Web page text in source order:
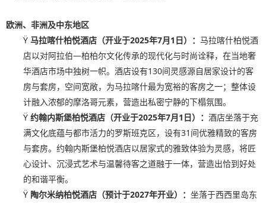
欧洲、非洲及中东地区
Ÿ马拉喀什柏悦酒店（开业于2025年7月1日）：马拉喀什柏悦酒
店以对阿拉伯—柏柏尔文化传承的现代化与时尚诠释，在当地奢
华酒店市场中独树一帜。酒店设有130间灵感源自居家设计的客
房与套房，空间宽敞，为马拉喀什最为宽裕的客房之一；整体设
计融入浓郁的摩洛哥元素，营造出私密宁静的下榻氛围。
Ÿ约翰内斯堡柏悦酒店（开业于2025年7月1日）：酒店坐落于充
满文化底蕴与都市活力的罗斯班克区，设有31间优雅精致的客房
与套房。约翰内斯堡柏悦酒店以居家式的雅致体验为灵感，将匠
心设计、沉浸式艺术与温馨待客之道融于一体，营造出恰到好处
的和谐平衡。
Ÿ 陶尔米纳柏悦酒店（预计于2027年开业）：坐落于西西里岛东